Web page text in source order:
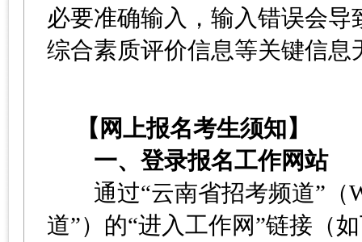
必要准确输入，输入错误会
综合素质评价信息等关键信息
【网上报名考生须知】
一、登录报名工作网站
通过“云南省招考频道”（
道”）的“进入工作网”链接（